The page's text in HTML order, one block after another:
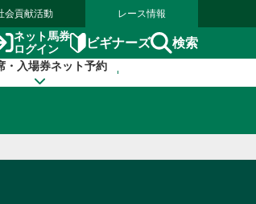
会貢献活動 レース情報
ネット馬券
ログイン
ビギナーズ 検索
・入場券ネット予約